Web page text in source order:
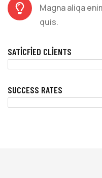
Magna aliqa
quis.
SATICFIED CLIENTS
SUCCESS RATES